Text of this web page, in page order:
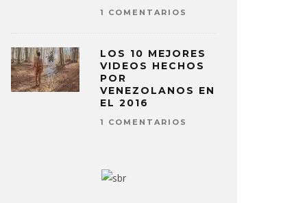
1 COMENTARIOS
LOS 10 MEJORES
VIDEOS HECHOS
POR
VENEZOLANOS EN
EL 2016
1 COMENTARIOS